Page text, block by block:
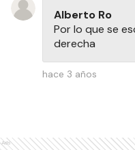
Alberto Ro
Por lo que se
derecha
hace 3 años
Ads